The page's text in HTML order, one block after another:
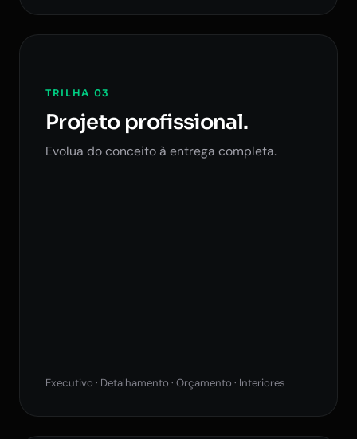
TRILHA 03
Projeto profissional.
Evolua do conceito à entrega completa.
Executivo · Detalhamento · Orçamento · Interiores